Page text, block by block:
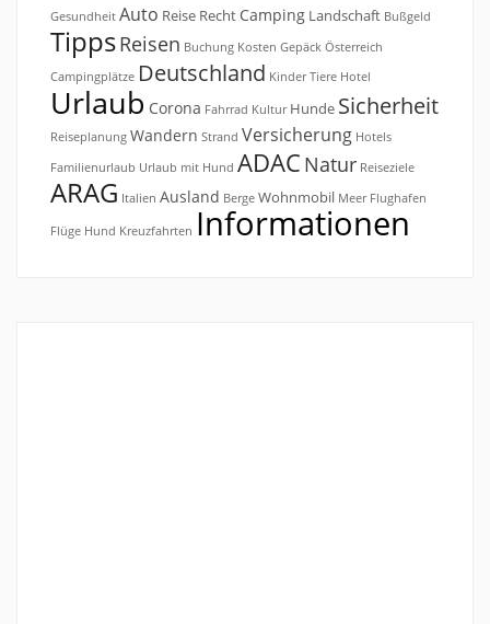
Gesundheit Auto Reise Recht Camping Landschaft Bußgeld
TippsReisen Buchung Kosten Gepäck Österreich
Campingplätze Deutschland Kinder Tiere Hotel
Urlaub Corona Fahrrad Kultur Hunde Sicherheit
Reiseplanung Wandern Strand Versicherung Hotels
Familienurlaub Urlaub mit Hund ADAC Natur Reiseziele
ARAG Italien Ausland Berge Wohnmobil Meer Flughafen
Flüge Hund Kreuzfahrten Informationen